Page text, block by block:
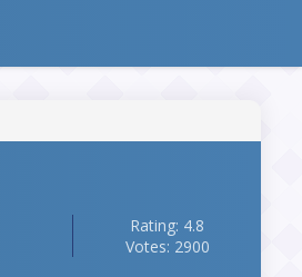
Rating: 4.8
Votes: 2900